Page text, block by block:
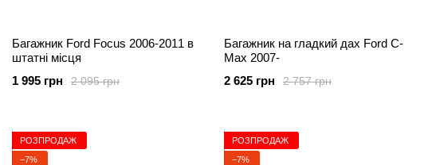
Багажник Ford Focus 2006-2011 в
штатні місця
2 095 грн
1 995 грн
Багажник на гладкий дах Ford C-
Max 2007-
2 757 грн
2 625 грн
РОЗПРОДАЖ
−7%
РОЗПРОДАЖ
−7%